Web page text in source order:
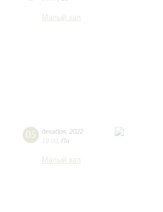
Малый зал
05 декабря 2022
19:00 Пн
Малый зал